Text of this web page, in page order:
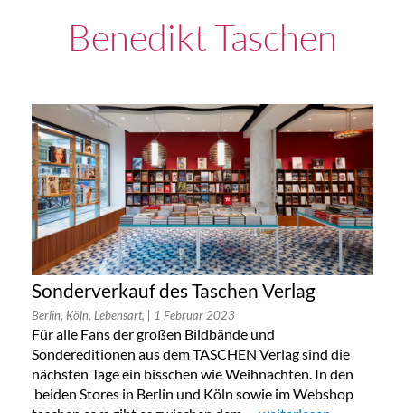
Benedikt Taschen
Sonderverkauf des Taschen Verlag
Berlin, Köln, Lebensart, | 1 Februar 2023
Für alle Fans der großen Bildbände und
Sondereditionen aus dem TASCHEN Verlag sind die
nächsten Tage ein bisschen wie Weihnachten. In den
beiden Stores in Berlin und Köln sowie im Webshop